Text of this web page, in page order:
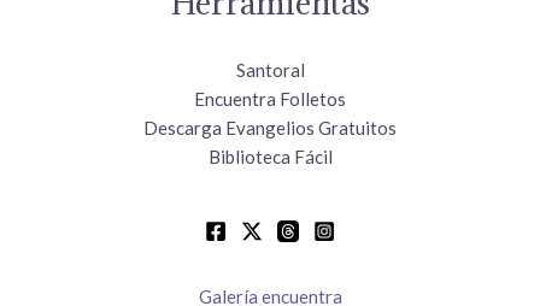
Santoral
Encuentra Folletos
Descarga Evangelios Gratuitos
Biblioteca Fácil
Galería encuentra